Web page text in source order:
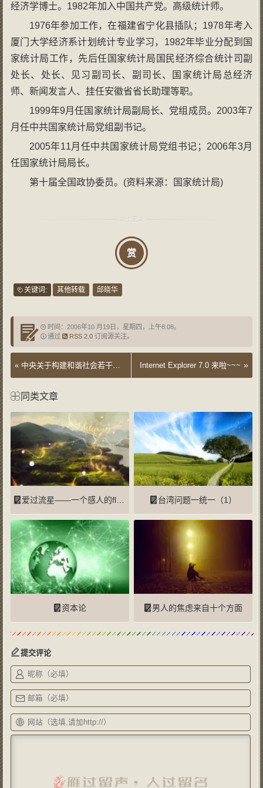
经济学博士。1982年加入中国共产党。高级统计师。
1976年参加工作，在福建省宁化县插队；1978年考入
厦门大学经济系计划统计专业学习，1982年毕业分配到国
家统计局工作，先后任国家统计局国民经济综合统计司副
处长、处长、见习副司长、副司长、国家统计局总经济
师、新闻发言人、挂任安徽省省长助理等职。
1999年9月任国家统计局副局长、党组成员。2003年7
月任中共国家统计局党组副书记。
2005年11月任中共国家统计局党组书记；2006年3月
任国家统计局局长。
第十届全国政协委员。(资料来源：国家统计局)
赏
关键词: 其他转载 邱晓华
时间：2006年10 月19日，星期四，上午8:08。
通过
RSS 2.0订阅源关注。
« 中央关于构建和谐社会若干重大问题的决定(全文) Internet Explorer 7.0 来啦~~~ »
提交评论
同类文章
爱过流星——一个感人的flash故事 台湾问题一统一（1）
资本论 男人的焦虑来自十个方面